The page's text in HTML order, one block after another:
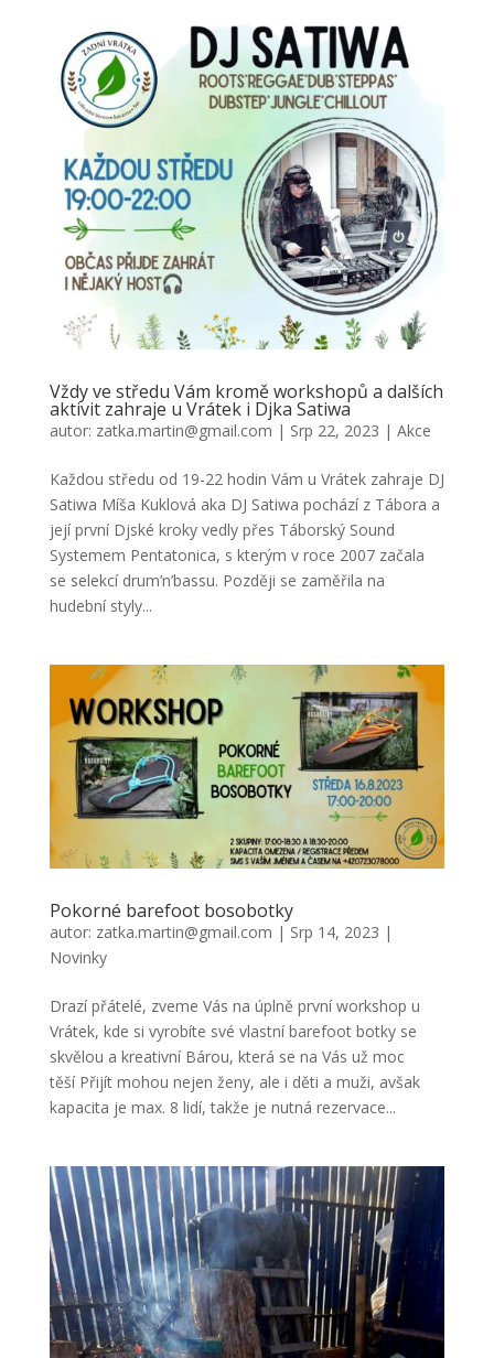
Vždy ve středu Vám kromě workshopů a dalších
aktivit zahraje u Vrátek i Djka Satiwa
autor: zatka.martin@gmail.com | Srp 22, 2023 | Akce
Každou středu od 19-22 hodin Vám u Vrátek zahraje DJ
Satiwa Míša Kuklová aka DJ Satiwa pochází z Tábora a
její první Djské kroky vedly přes Táborský Sound
Systemem Pentatonica, s kterým v roce 2007 začala
se selekcí drum’n’bassu. Později se zaměřila na
hudební styly...
Pokorné barefoot bosobotky
autor: zatka.martin@gmail.com | Srp 14, 2023 |
Novinky
Drazí přátelé, zveme Vás na úplně první workshop u
Vrátek, kde si vyrobíte své vlastní barefoot botky se
skvělou a kreativní Bárou, která se na Vás už moc
těší Přijít mohou nejen ženy, ale i děti a muži, avšak
kapacita je max. 8 lidí, takže je nutná rezervace...